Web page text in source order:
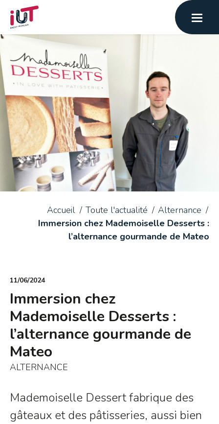
Accueil Toute l'actualité
Alternance
Immersion chez Mademoiselle Desserts :
l’alternance gourmande de Mateo
11/06/2024
Immersion chez
Mademoiselle Desserts :
l’alternance gourmande de
Mateo
ALTERNANCE
Mademoiselle Dessert fabrique des
gâteaux et des pâtisseries, aussi bien